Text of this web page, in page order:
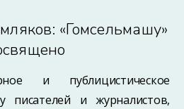
«Гомсельмашу»
и публицистическое
писателей и журналистов,